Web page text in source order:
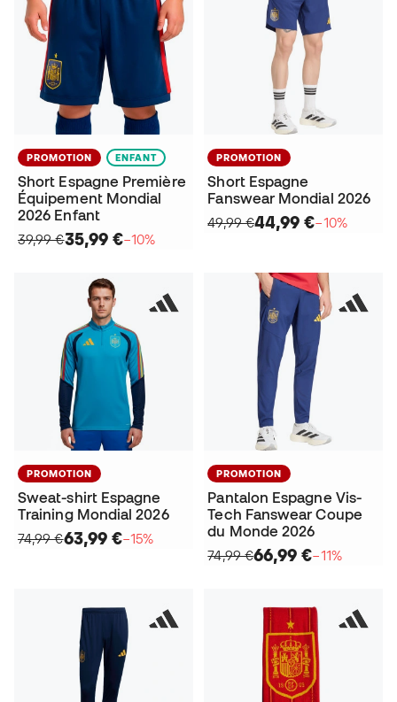
PROMOTION ENFANT
Short Espagne Première
Équipement Mondial
2026 Enfant
39,99 €35,99 €−10%
PROMOTION
Short Espagne
Fanswear Mondial 2026
49,99 €44,99 €−10%
PROMOTION
Sweat-shirt Espagne
Training Mondial 2026
74,99 €63,99 €−15%
PROMOTION
Pantalon Espagne Vis-
Tech Fanswear Coupe
du Monde 2026
74,99 €66,99 €−11%